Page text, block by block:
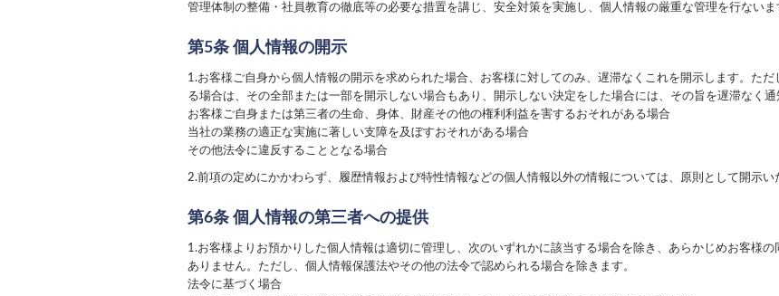
管理体制の整備・社員教育の徹底等の必要な措置を講じ、安全対策を実施し、個人情報の厳重な管理を行ないま
第5条 個人情報の開示
1.お客様ご自身から個人情報の開示を求められた場合、お客様に対してのみ、遅滞なくこれを開示します。た
る場合は、その全部または一部を開示しない場合もあり、開示しない決定をした場合には、その旨を遅滞なく通
お客様ご自身または第三者の生命、身体、財産その他の権利利益を害するおそれがある場合
当社の業務の適正な実施に著しい支障を及ぼすおそれがある場合
その他法令に違反することとなる場合
2.前項の定めにかかわらず、履歴情報および特性情報などの個人情報以外の情報については、原則として開示い
第6条 個人情報の第三者への提供
1.お客様よりお預かりした個人情報は適切に管理し、次のいずれかに該当する場合を除き、あらかじめお客様
ありません。ただし、個人情報保護法やその他の法令で認められる場合を除きます。
法令に基づく場合